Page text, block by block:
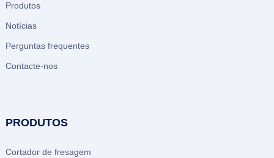
Produtos
Notícias
Perguntas frequentes
Contacte-nos
PRODUTOS
Cortador de fresagem